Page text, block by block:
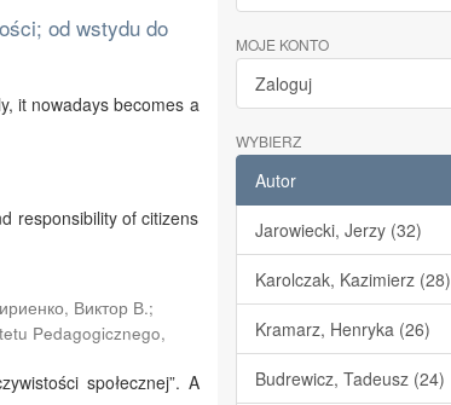
od wstydu do
it nowadays becomes a
responsibility of citizens
Виктор В.;
Pedagogicznego,
społecznej”. A
MOJE KONTO
Zaloguj
WYBIERZ
Autor
Jarowiecki, Jerzy (32)
Karolczak, Kazimierz (28)
Kramarz, Henryka (26)
Budrewicz, Tadeusz (24)